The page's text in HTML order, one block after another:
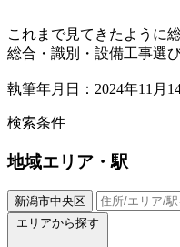
これまで見てきたように
総合・識別・設備工事選
執筆年月日：2024年11月
検索条件
地域エリア・駅
新潟市中央区
エリアから探す